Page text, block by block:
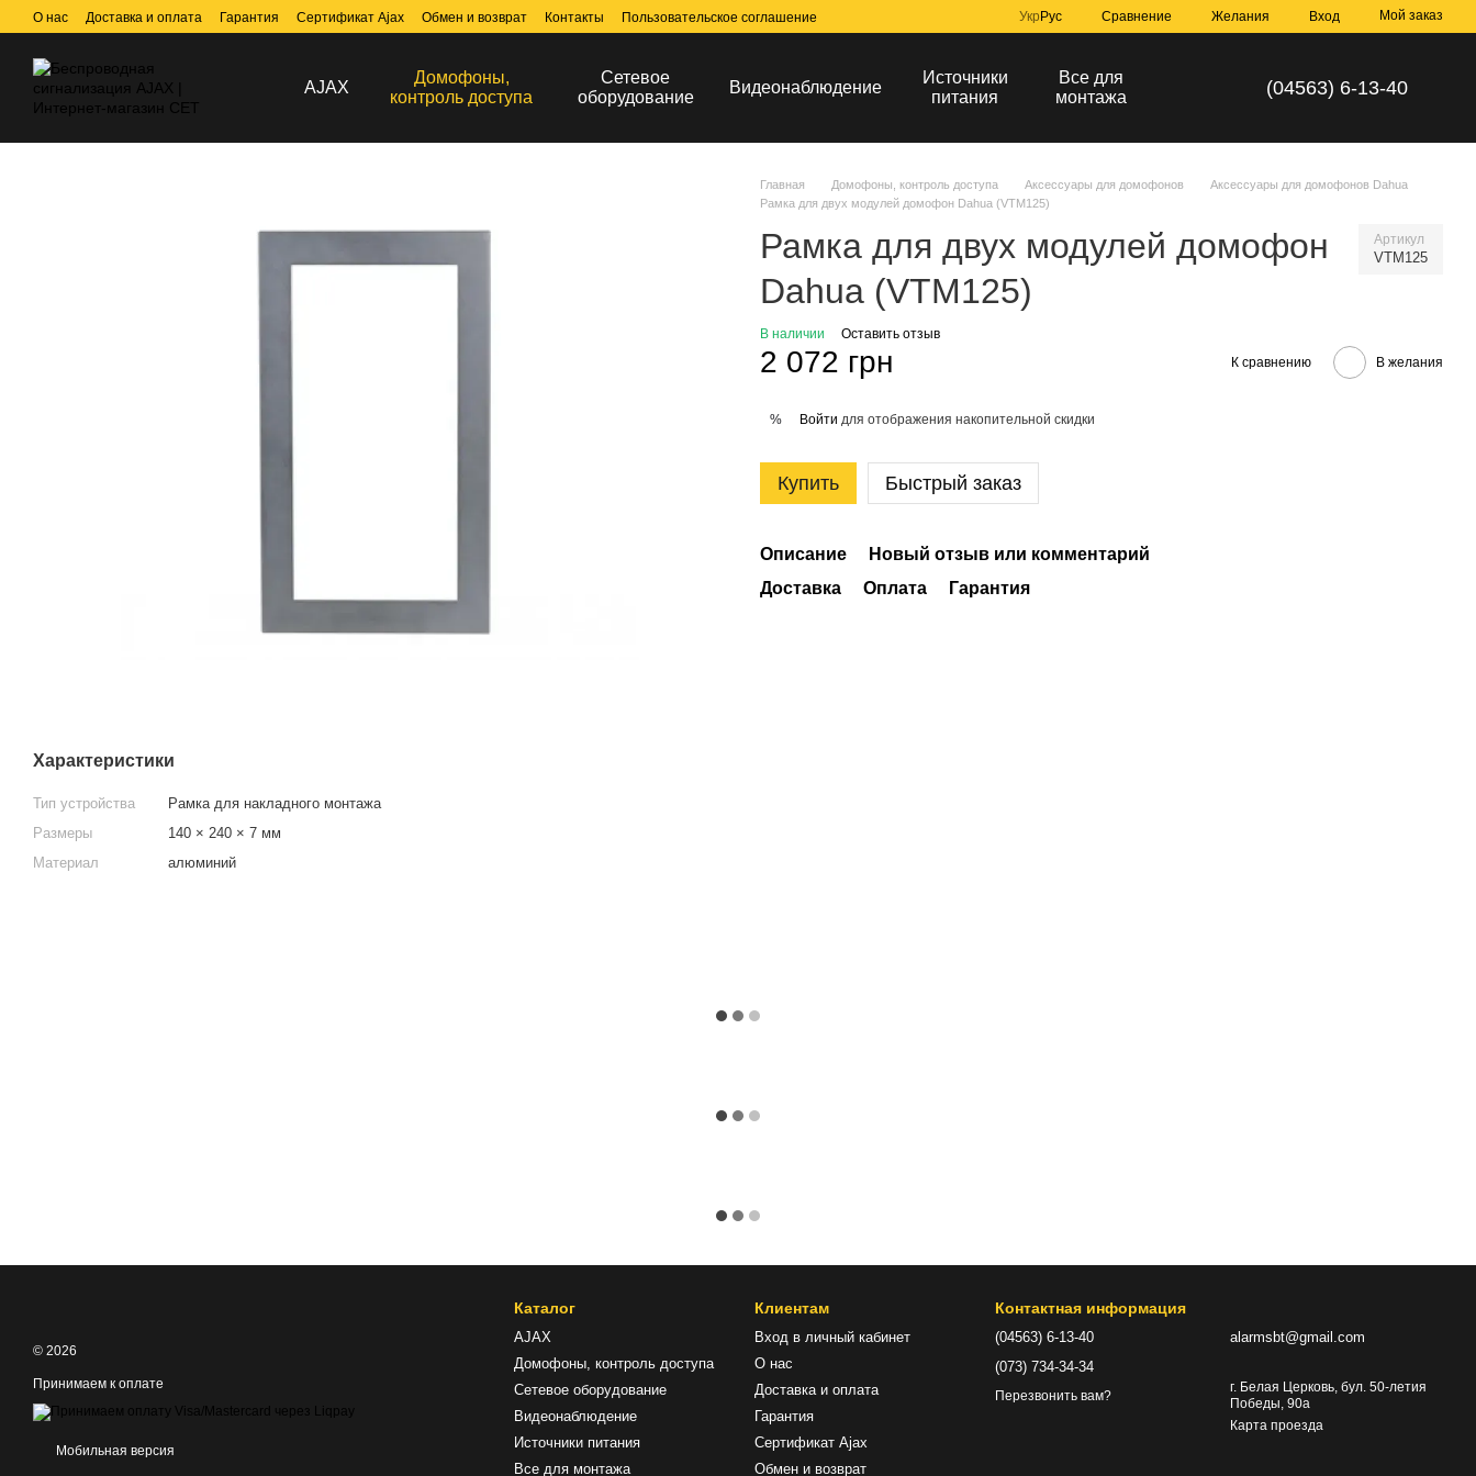
Перейти к основному контенту
О нас Доставка и оплата Гарантия Сертификат Ajax Обмен и возврат Контакты
Пользовательское соглашение
Укр Рус Сравнение Желания Вход Мой заказ
AJAX
Домофоны,
контроль доступа
Сетевое
оборудование
Видеонаблюдение
Источники
питания
Все для
монтажа
(04563) 6-13-40
Характеристики
Тип устройства
Рамка для накладного монтажа
Размеры
140 × 240 × 7 мм
Материал
алюминий
Главная Домофоны, контроль доступа Аксессуары для домофонов
Аксессуары для домофонов Dahua
Рамка для двух модулей домофон Dahua (VTM125)
Рамка для двух модулей домофон
Dahua (VTM125)
Артикул
VTM125
В наличии Оставить отзыв
2 072 грн К сравнению В желания
% Войти для отображения накопительной скидки
Купить Быстрый заказ
Описание
Новый отзыв или комментарий
Доставка
Оплата Гарантия
© 2026
Принимаем к оплате
Мобильная версия
Каталог
AJAX
Домофоны, контроль доступа
Сетевое оборудование
Видеонаблюдение
Источники питания
Все для монтажа
Клиентам
Вход в личный кабинет
О нас
Доставка и оплата
Гарантия
Сертификат Ajax
Обмен и возврат
Контактная информация
(04563) 6-13-40
(073) 734-34-34
Перезвонить вам?
alarmsbt@gmail.com
г. Белая Церковь, бул. 50-летия
Победы, 90а
Карта проезда